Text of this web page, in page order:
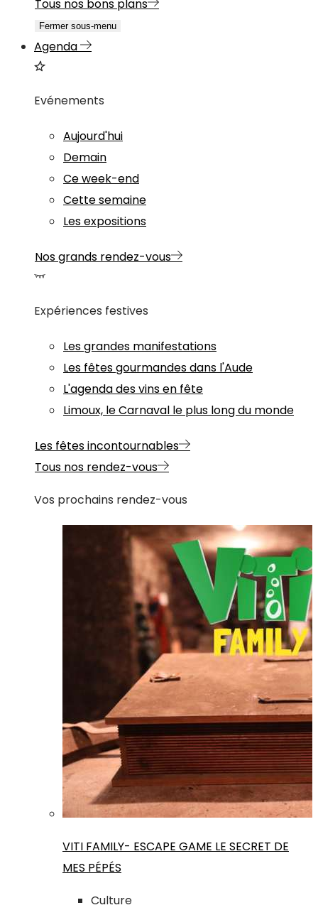
Tous nos bons plans
Fermer sous-menu
Agenda
Evénements
Aujourd'hui
Demain
Ce week-end
Cette semaine
Les expositions
Nos grands rendez-vous
Expériences festives
Les grandes manifestations
Les fêtes gourmandes dans l'Aude
L'agenda des vins en fête
Limoux, le Carnaval le plus long du monde
Les fêtes incontournables
Tous nos rendez-vous
Vos prochains rendez-vous
VITI FAMILY- ESCAPE GAME LE SECRET DE
MES PÉPÉS
Culture